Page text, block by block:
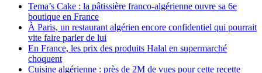
Tema’s Cake : la pâtissière franco-algérienne ouvre sa 6e
boutique en France
À Paris, un restaurant algérien encore confidentiel qui pourrait
vite faire parler de lui
En France, les prix des produits Halal en supermarché
choquent
Cuisine algérienne : près de 2M de vues pour cette recette